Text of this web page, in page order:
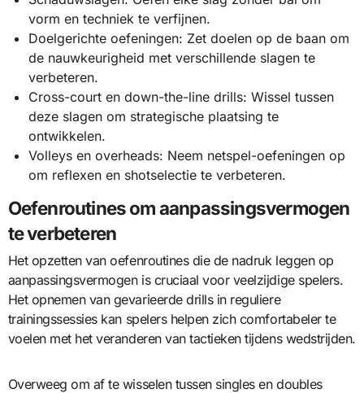
vorm en techniek te verfijnen.
Doelgerichte oefeningen: Zet doelen op de baan om
de nauwkeurigheid met verschillende slagen te
verbeteren.
Cross-court en down-the-line drills: Wissel tussen
deze slagen om strategische plaatsing te
ontwikkelen.
Volleys en overheads: Neem netspel-oefeningen op
om reflexen en shotselectie te verbeteren.
Oefenroutines om aanpassingsvermogen
te verbeteren
Het opzetten van oefenroutines die de nadruk leggen op
aanpassingsvermogen is cruciaal voor veelzijdige spelers.
Het opnemen van gevarieerde drills in reguliere
trainingssessies kan spelers helpen zich comfortabeler te
voelen met het veranderen van tactieken tijdens wedstrijden.
Overweeg om af te wisselen tussen singles en doubles